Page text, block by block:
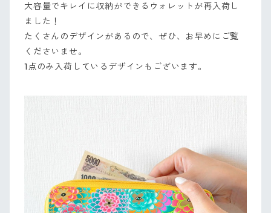
大容量でキレイに収納ができるウォレットが再入荷し
ました！
たくさんのデザインがあるので、ぜひ、お早めにご覧
くださいませ。
1点のみ入荷しているデザインもございます。